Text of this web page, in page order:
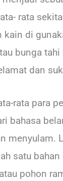
rata
di
bunga
dan
rata para
bahasa
menyulam.
satu
pohon